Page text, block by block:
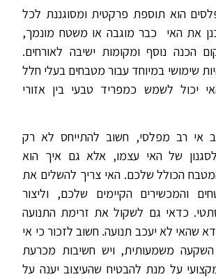
הוא תוספת פרקטית ומסוגננת לכל
את האי כבר מוגבה או משטח מונמך,
הכנה נוסף ומקומות ישיבה לאורחים.
שימושי במיוחד עבור מטבחים בעלי חלל
יכול לשמש כמפריד טבעי בין אזורי
אי רב מפלסי, חשוב להתייחס לא רק
ולסגנון של האי עצמו, אלא גם איך הוא
הכולל שלכם. האי צריך להשלים את
והמכשירים הקיימים שלכם, וליצור
כדאי גם לשקול את זרימת התנועה
שהאי לא יעכב תנועה. חשוב לזכור כי אי
משמעותית, ויש חשיבות מכרעת
על מנת להבטיח שהעיצוב יענה על